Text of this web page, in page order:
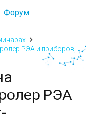
Форум
РЭА и приборов,
РЭА